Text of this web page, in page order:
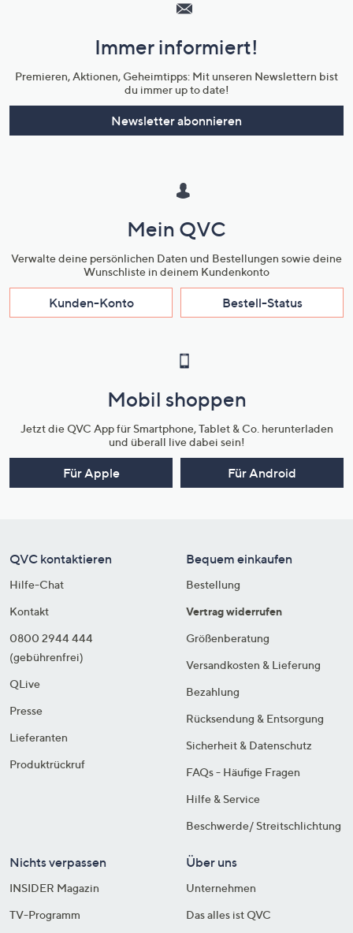
Unternehmensinformationen
Immer informiert!
Premieren, Aktionen, Geheimtipps: Mit unseren Newslettern bist
du immer up to date!
Newsletter abonnieren
Mein QVC
Verwalte deine persönlichen Daten und Bestellungen sowie deine
Wunschliste in deinem Kundenkonto
Kunden-Konto Bestell-Status
Mobil shoppen
Jetzt die QVC App für Smartphone, Tablet & Co. herunterladen
und überall live dabei sein!
Für Apple Für Android
QVC kontaktieren
Hilfe-Chat
Kontakt
0800 2944 444
(gebührenfrei)
QLive
Presse
Lieferanten
Produktrückruf
Bequem einkaufen
Bestellung
Vertrag widerrufen
Größenberatung
Versandkosten & Lieferung
Bezahlung
Rücksendung & Entsorgung
Sicherheit & Datenschutz
FAQs - Häufige Fragen
Hilfe & Service
Beschwerde/ Streitschlichtung
Nichts verpassen
INSIDER Magazin
TV-Programm
Über uns
Unternehmen
Das alles ist QVC